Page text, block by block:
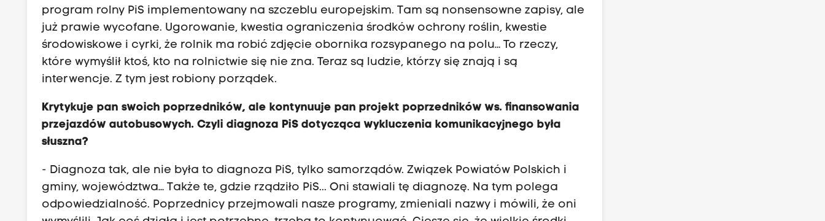
program rolny PiS implementowany na szczeblu europejskim. Tam są nonsensowne zapisy, ale
już prawie wycofane. Ugorowanie, kwestia ograniczenia środków ochrony roślin, kwestie
środowiskowe i cyrki, że rolnik ma robić zdjęcie obornika rozsypanego na polu… To rzeczy,
które wymyślił ktoś, kto na rolnictwie się nie zna. Teraz są ludzie, którzy się znają i są
interwencje. Z tym jest robiony porządek.
Krytykuje pan swoich poprzedników, ale kontynuuje pan projekt poprzedników ws. finansowania
przejazdów autobusowych. Czyli diagnoza PiS dotycząca wykluczenia komunikacyjnego była
słuszna?
- Diagnoza tak, ale nie była to diagnoza PiS, tylko samorządów. Związek Powiatów Polskich i
gminy, województwa… Także te, gdzie rządziło PiS... Oni stawiali tę diagnozę. Na tym polega
odpowiedzialność. Poprzednicy przejmowali nasze programy, zmieniali nazwy i mówili, że oni